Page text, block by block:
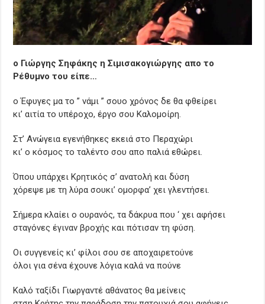
ο Γιώργης Σηφάκης η Σιμισακογιώργης απο το
Ρέθυμνο του είπε…
ο Έφυγες μα το ” νάμι ” σουο χρόνος δε θα φθείρει
κι’ αιτία το υπέροχο, έργο σου Καλομοίρη.
Στ’ Ανώγεια εγενήθηκες εκειά στο Περαχώρι
κι’ ο κόσμος το ταλέντο σου απο παλιά εθώρει.
Όπου υπάρχει Κρητικός σ’ ανατολή και δύση
χόρεψε με τη λύρα σουκι’ ομορφα’ χει γλεντήσει.
Σήμερα κλαίει ο ουρανός, τα δάκρυα που ‘ χει αφήσει
σταγόνες έγιναν βροχής και πότισαν τη φύση.
Οι συγγενείς κι’ φίλοι σου σε αποχαιρετούνε
όλοι για σένα έχουνε λόγια καλά να πούνε
Καλό ταξίδι Γιωργαντέ αθάνατος θα μείνεις